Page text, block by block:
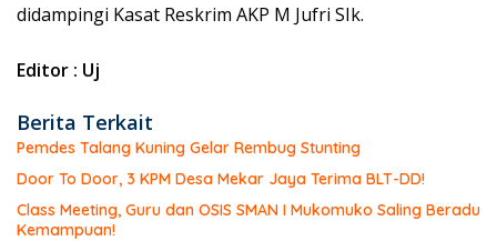
didampingi Kasat Reskrim AKP M Jufri SIk.
Editor : Uj
Berita Terkait
Pemdes Talang Kuning Gelar Rembug Stunting
Door To Door, 3 KPM Desa Mekar Jaya Terima BLT-DD!
Class Meeting, Guru dan OSIS SMAN I Mukomuko Saling Beradu
Kemampuan!